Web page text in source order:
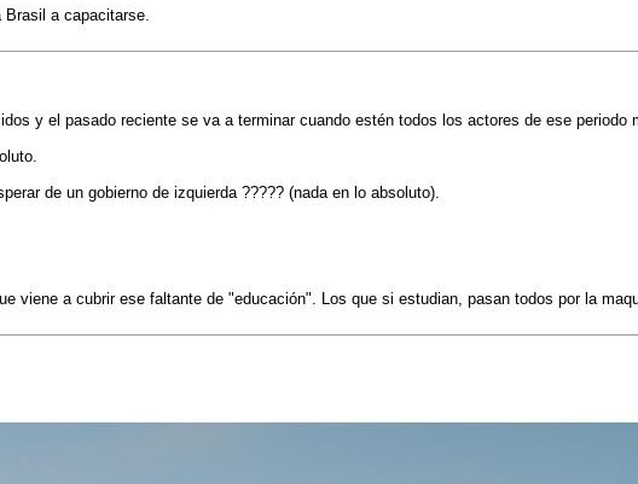
Brasil a capacitarse.
y el pasado reciente se va a terminar cuando estén todos los actores de ese periodo
de un gobierno de izquierda ????? (nada en lo absoluto).
a cubrir ese faltante de "educación". Los que si estudian, pasan todos por la